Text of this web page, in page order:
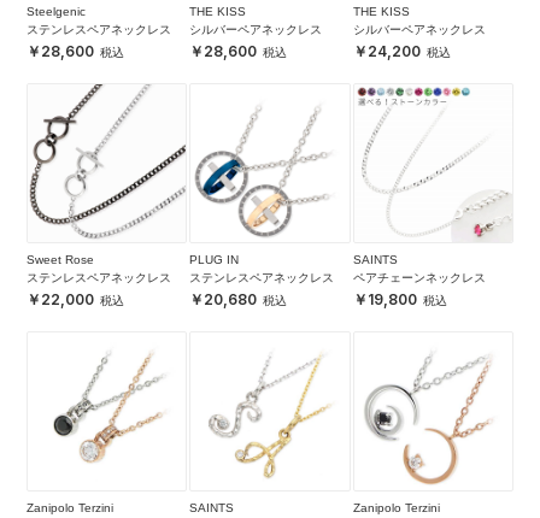
Steelgenic
ステンレスペアネックレス
28,600
THE KISS
シルバーペアネックレス
28,600
THE KISS
シルバーペアネックレス
24,200
Sweet Rose
ステンレスペアネックレス
22,000
PLUG IN
ステンレスペアネックレス
20,680
SAINTS
ペアチェーンネックレス
19,800
Zanipolo Terzini
SAINTS
Zanipolo Terzini